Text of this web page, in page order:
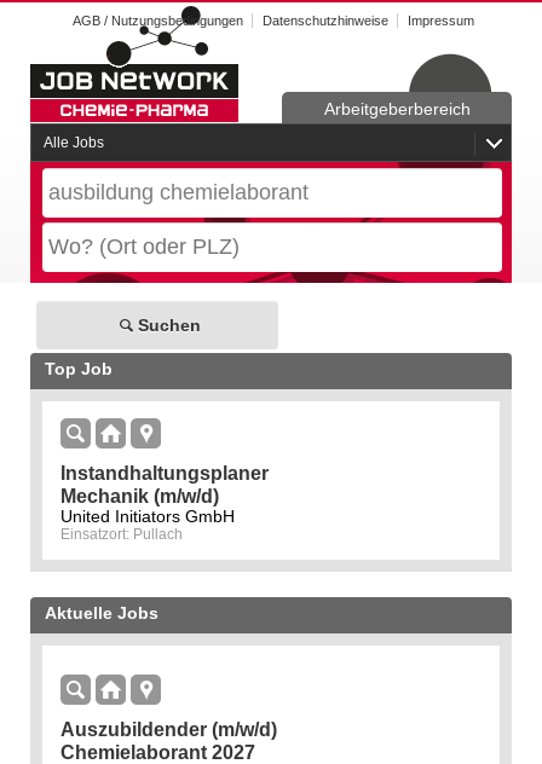
AGB / Nutzungsbedingungen Datenschutzhinweise Impressum
Alle Jobs
Arbeitgeberbereich
Suchen
Top Job
Instandhaltungsplaner
Mechanik (m/w/d)
United Initiators GmbH
Einsatzort: Pullach
Aktuelle Jobs
Auszubildender (m/w/d)
Chemielaborant 2027